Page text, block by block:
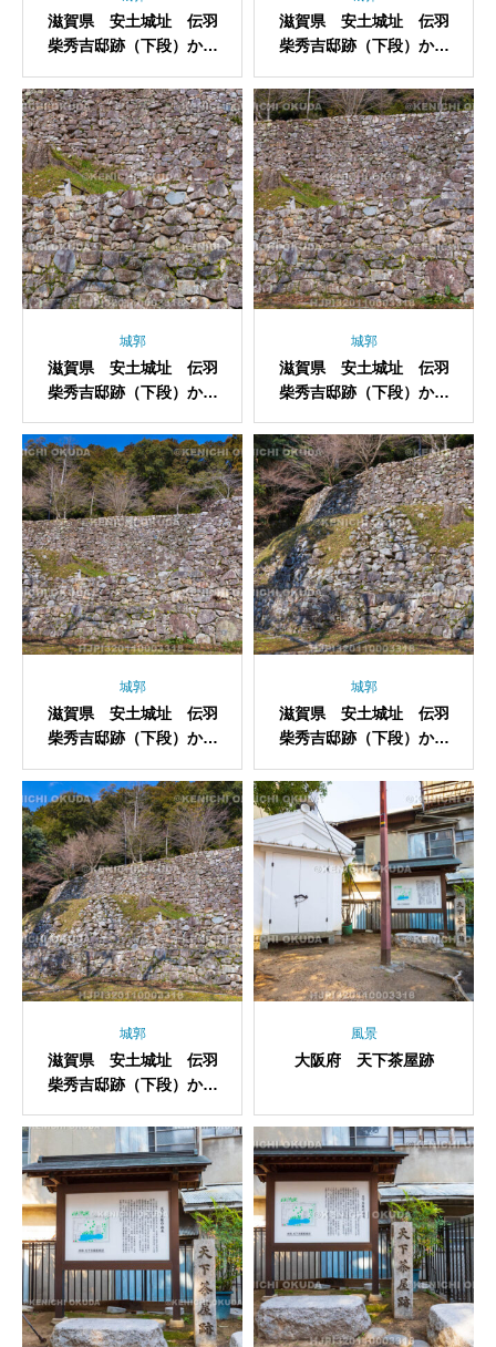
滋賀県 安土城址 伝羽
柴秀吉邸跡（下段）から
滋賀県 安土城址 伝羽
柴秀吉邸跡（下段）から
城郭
滋賀県 安土城址 伝羽
柴秀吉邸跡（下段）から
城郭
滋賀県 安土城址 伝羽
柴秀吉邸跡（下段）から
城郭
滋賀県 安土城址 伝羽
柴秀吉邸跡（下段）から
城郭
滋賀県 安土城址 伝羽
柴秀吉邸跡（下段）から
城郭
滋賀県 安土城址 伝羽
柴秀吉邸跡（下段）から
風景
大阪府 天下茶屋跡